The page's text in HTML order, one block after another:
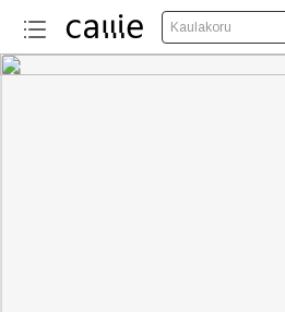
Kaulakoru